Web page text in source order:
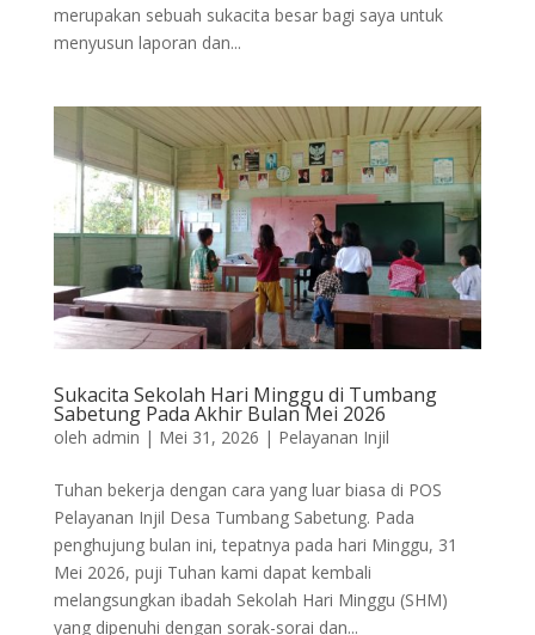
merupakan sebuah sukacita besar bagi saya untuk
menyusun laporan dan...
Sukacita Sekolah Hari Minggu di Tumbang
Sabetung Pada Akhir Bulan Mei 2026
oleh admin | Mei 31, 2026 | Pelayanan Injil
Tuhan bekerja dengan cara yang luar biasa di POS
Pelayanan Injil Desa Tumbang Sabetung. Pada
penghujung bulan ini, tepatnya pada hari Minggu, 31
Mei 2026, puji Tuhan kami dapat kembali
melangsungkan ibadah Sekolah Hari Minggu (SHM)
yang dipenuhi dengan sorak-sorai dan...